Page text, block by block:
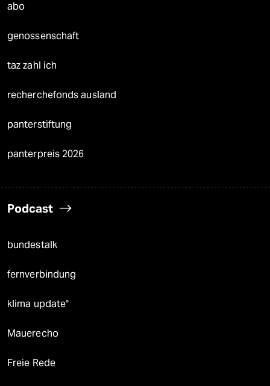
abo
genossenschaft
taz zahl ich
recherchefonds ausland
panterstiftung
panterpreis 2026
Podcast
bundestalk
fernverbindung
klima update°
Mauerecho
Freie Rede